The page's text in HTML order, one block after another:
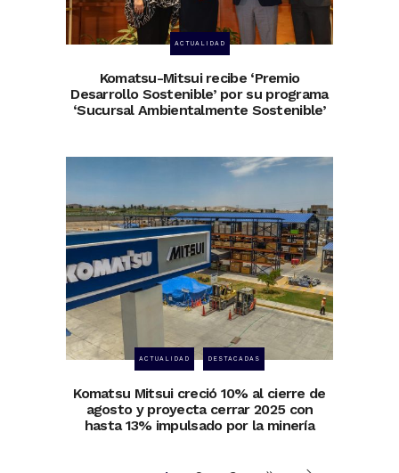
ACTUALIDAD
Komatsu-Mitsui recibe ‘Premio
Desarrollo Sostenible’ por su programa
‘Sucursal Ambientalmente Sostenible’
ACTUALIDAD DESTACADAS
Komatsu Mitsui creció 10% al cierre de
agosto y proyecta cerrar 2025 con
hasta 13% impulsado por la minería